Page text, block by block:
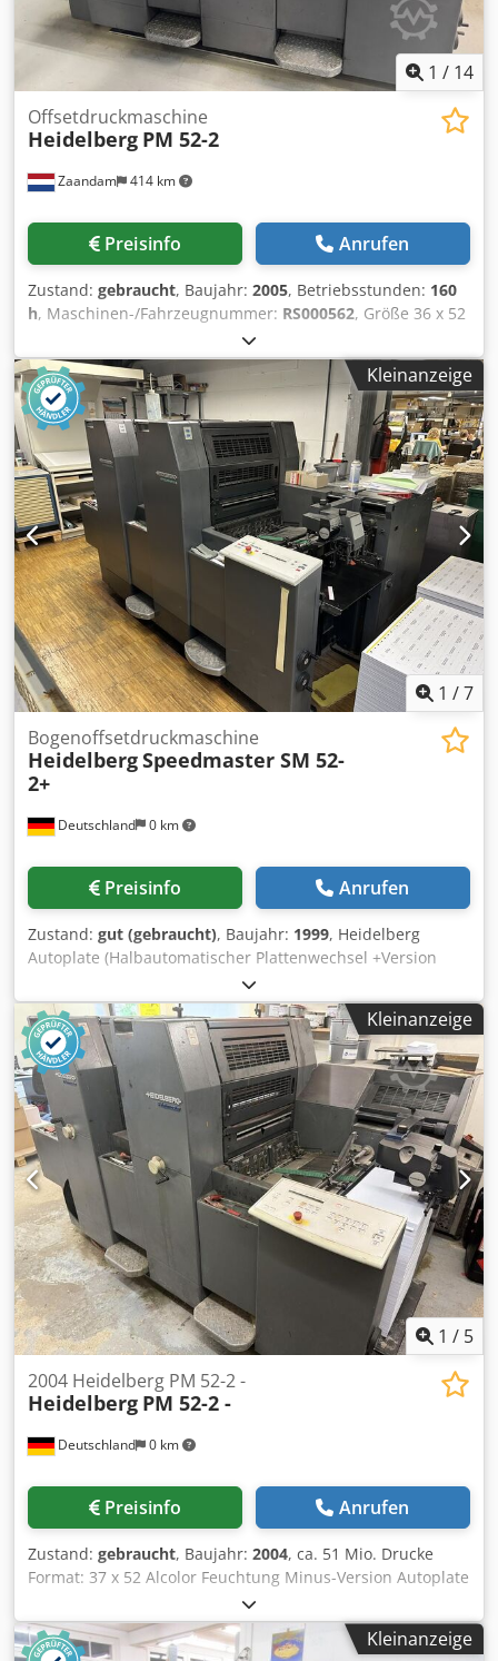
1 / 14
Zaandam 414 km
Offsetdruckmaschine
Heidelberg PM 52-2
Preisinfo Anrufen
Zustand: gebraucht, Baujahr: 2005, Betriebsstunden: 160
h, Maschinen-/Fahrzeugnummer: RS000562, Größe 36 x 52
cm, CPtronic, Easyplate, Alcolor-Befeuchtung,
Walzenreinigung, Zylinderreinigung, segmentierte Rakel,
Baldwin-Kühl- und Rückführungssystem. Dcedoztappspfx
Anmok
Kleinanzeige
1 /7
Deutschland 0 km
Bogenoffsetdruckmaschine
HeidelbergSpeedmaster SM 52-
2+
Preisinfo Anrufen
Zustand: gut (gebraucht), Baujahr: 1999, Heidelberg
Autoplate (Halbautomatischer Plattenwechsel +Version
Alcolor Filmfeuchtwerk CP Tronic Steuerung Automatische
Farbwalzenwascheinrichtung
Gummituchwascheinrichtung
Druckzylinderwascheinrichtung Dodpfxsw U A Npj Anmsck
Grafix Alphatronic 200: Pudereinrichtung
Kleinanzeige
1 / 5
Deutschland 0 km
2004 Heidelberg PM 52-2 -
Heidelberg PM 52-2 -
Preisinfo Anrufen
Zustand: gebraucht, Baujahr: 2004, ca. 51 Mio. Drucke
Format: 37 x 52 Alcolor Feuchtung Minus-Version Autoplate
Dsdpfx Ajxyf Hmenmsck automatische
Gummituchwascheinrichtung Puderapparat Zubehör: Beil
Plattenstanze kurzfristig verfügbar
Kleinanzeige